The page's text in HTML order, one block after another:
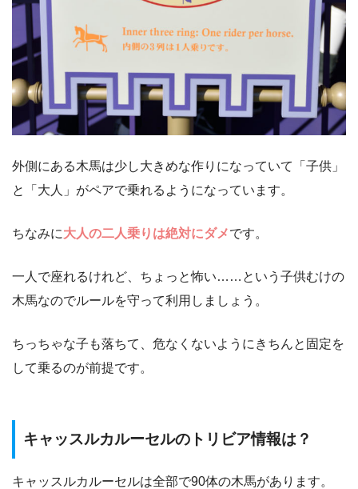
外側にある木馬は少し大きめな作りになっていて「子供」
と「大人」がペアで乗れるようになっています。
ちなみに大人の二人乗りは絶対にダメです。
一人で座れるけれど、ちょっと怖い……という子供むけの
木馬なのでルールを守って利用しましょう。
ちっちゃな子も落ちて、危なくないようにきちんと固定を
して乗るのが前提です。
キャッスルカルーセルのトリビア情報は？
キャッスルカルーセルは全部で90体の木馬があります。